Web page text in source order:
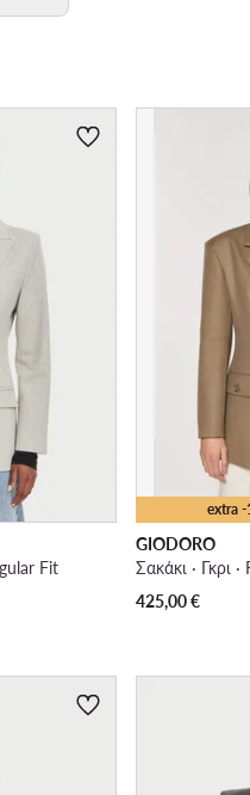
Fit
extra -
GIODORO
Σακάκι · Γκρι
425,00€